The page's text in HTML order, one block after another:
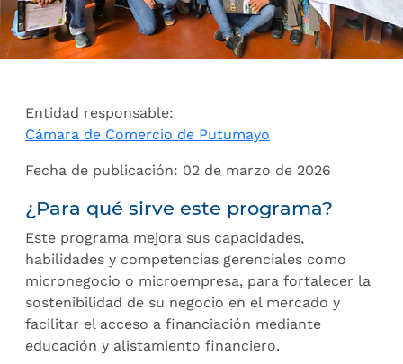
Entidad responsable:
Cámara de Comercio de Putumayo
Fecha de publicación: 02 de marzo de 2026
¿Para qué sirve este programa?
Este programa mejora sus capacidades,
habilidades y competencias gerenciales como
micronegocio o microempresa, para fortalecer la
sostenibilidad de su negocio en el mercado y
facilitar el acceso a financiación mediante
educación y alistamiento financiero.